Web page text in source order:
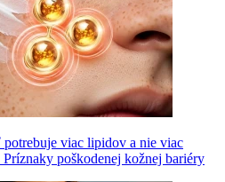
viac lipidov a nie viac
poškodenej kožnej bariéry